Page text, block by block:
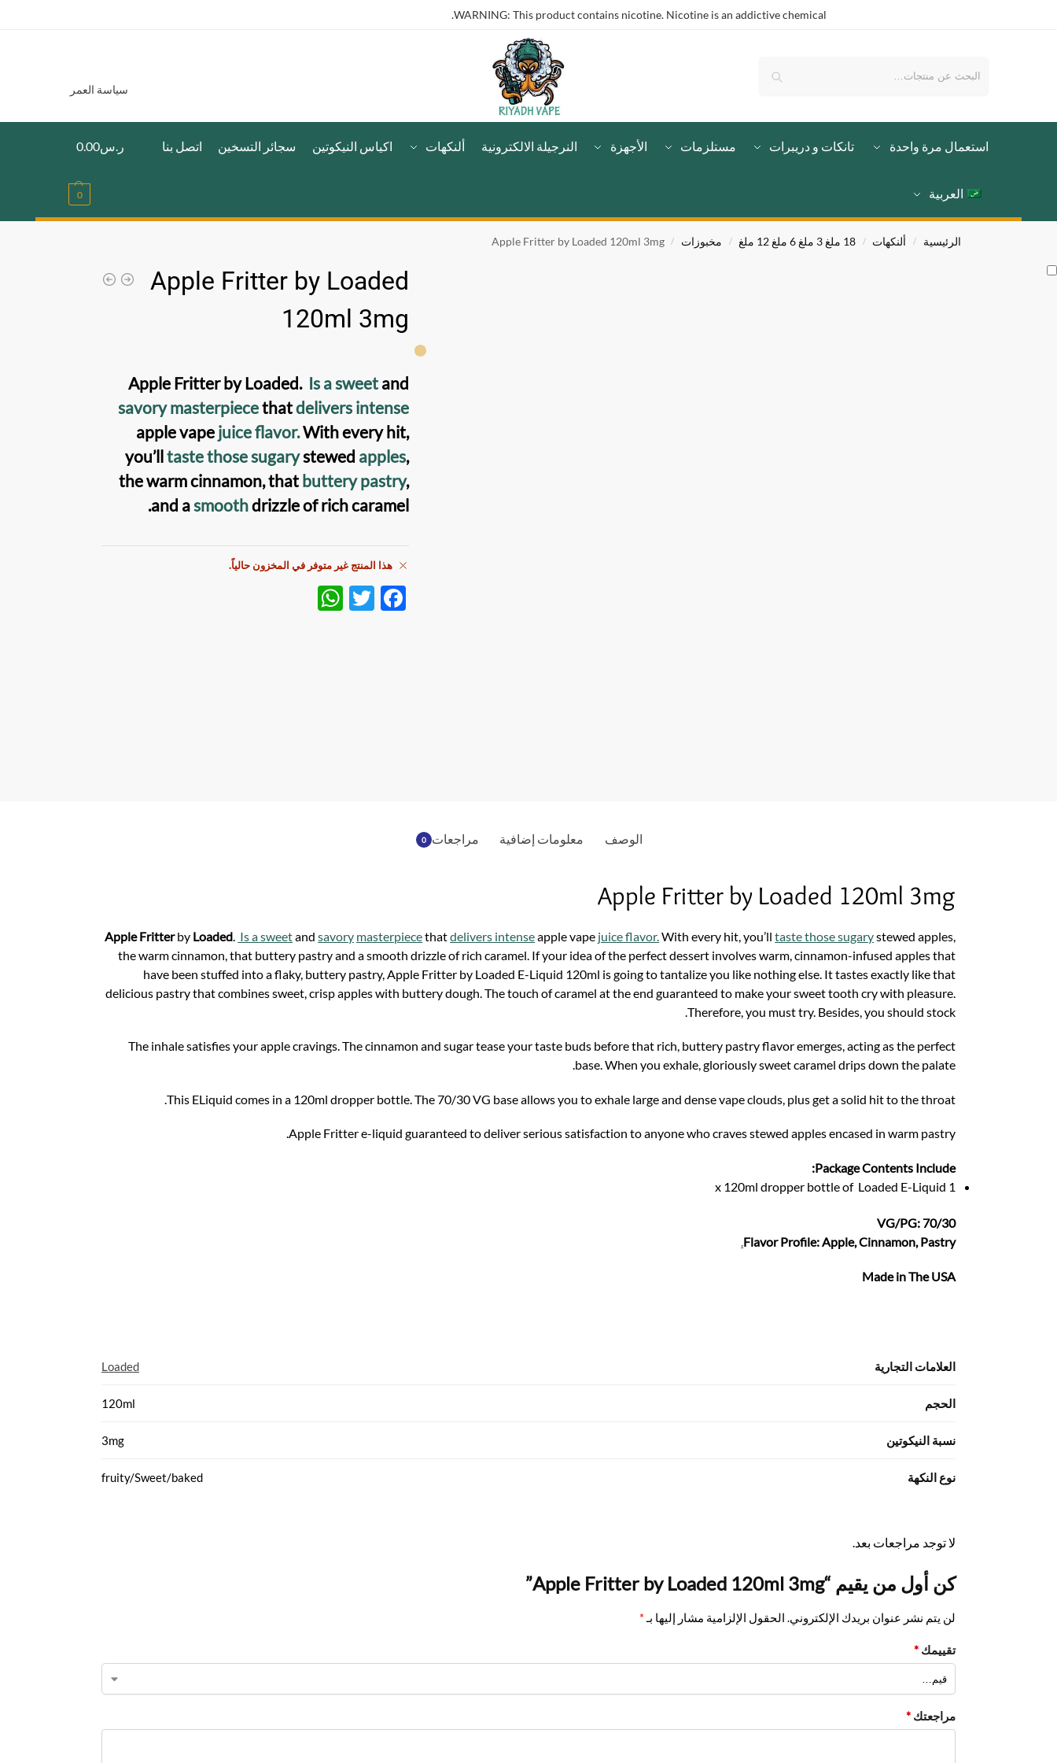
WARNING: This product contains nicotine. Nicotine is an addictive chemical.
سياسة العمر
استعمال مرة واحدة تانكات و دريبرات مستلزمات الأجهزة النرجيلة الالكترونية ألنكهات اكياس النيكوتين سجائر التسخين اتصل بنا
العربية
ر.س0.00
0
الرئيسية / ألنكهات / 18 ملغ 3 ملغ 6 ملغ 12 ملغ / مخبوزات /
Apple Fritter by Loaded 120ml 3mg
Apple Fritter by Loaded
120ml 3mg
Apple FritterbyLoaded. Is a sweetand
savory masterpiecethatdelivers intense
apple vape juice flavor.With every hit,
you’lltaste those sugarystewed apples,
the warm cinnamon, thatbuttery pastry,
and asmoothdrizzle of rich caramel.
هذا المنتج غير متوفر في المخزون حالياً.
F
T
الوصف معلومات إضافية مراجعات 0
Apple Fritter by Loaded 120ml 3mg
Apple Fritterby Loaded Is a sweetandsavory masterpiecethatdelivers intenseapple vape juice flavor. With every hit, you’lltaste those sugarystewed apples,
the warm cinnamon, that buttery pastry and a smooth drizzle of rich caramel. If your idea of the perfect dessert involves warm, cinnamon-infused apples that
have been stuffed into a flaky, buttery pastry, Apple Fritter by Loaded E-Liquid 120ml is going to tantalize you like nothing else. It tastes exactly like that
delicious pastry that combines sweet, crisp apples with buttery dough. The touch of caramel at the end guaranteed to make your sweet tooth cry with pleasure.
Therefore, you must try. Besides, you should stock.
The inhale satisfies your apple cravings. The cinnamon and sugar tease your taste buds before that rich, buttery pastry flavor emerges, acting as the perfect
base. When you exhale, gloriously sweet caramel drips down the palate.
This ELiquid comes in a 120ml dropper bottle. The 70/30 VG base allows you to exhale large and dense vape clouds, plus get a solid hit to the throat.
Apple Fritter e-liquid guaranteed to deliver serious satisfaction to anyone who craves stewed apples encased in warm pastry.
Package Contents Include:
1 x 120ml dropper bottle of Loaded E-Liquid
VG/PG: 70/30
Flavor Profile: Apple, Cinnamon, Pastry
.
Made in The USA
العلامات التجارية Loaded
الحجم 120ml
نسبة النيكوتين 3mg
نوع النكهة fruity/Sweet/baked
لا توجد مراجعات بعد.
كن أول من يقيم “Apple Fritter by Loaded 120ml 3mg”
لن يتم نشر عنوان بريدك الإلكتروني. الحقول الإلزامية مشار إليها بـ *
تقييمك *
مراجعتك *